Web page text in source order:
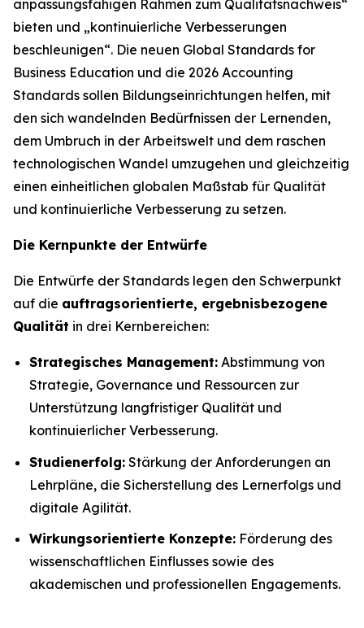
anpassungsfähigen Rahmen zum Qualitätsnachweis“
bieten und „kontinuierliche Verbesserungen
beschleunigen“. Die neuen Global Standards for
Business Education und die 2026 Accounting
Standards sollen Bildungseinrichtungen helfen, mit
den sich wandelnden Bedürfnissen der Lernenden,
dem Umbruch in der Arbeitswelt und dem raschen
technologischen Wandel umzugehen und gleichzeitig
einen einheitlichen globalen Maßstab für Qualität
und kontinuierliche Verbesserung zu setzen.
Die Kernpunkte der Entwürfe
Die Entwürfe der Standards legen den Schwerpunkt
auf die auftragsorientierte, ergebnisbezogene
Qualität in drei Kernbereichen:
Strategisches Management: Abstimmung von
Strategie, Governance und Ressourcen zur
Unterstützung langfristiger Qualität und
kontinuierlicher Verbesserung.
Studienerfolg: Stärkung der Anforderungen an
Lehrpläne, die Sicherstellung des Lernerfolgs und
digitale Agilität.
Wirkungsorientierte Konzepte: Förderung des
wissenschaftlichen Einflusses sowie des
akademischen und professionellen Engagements.